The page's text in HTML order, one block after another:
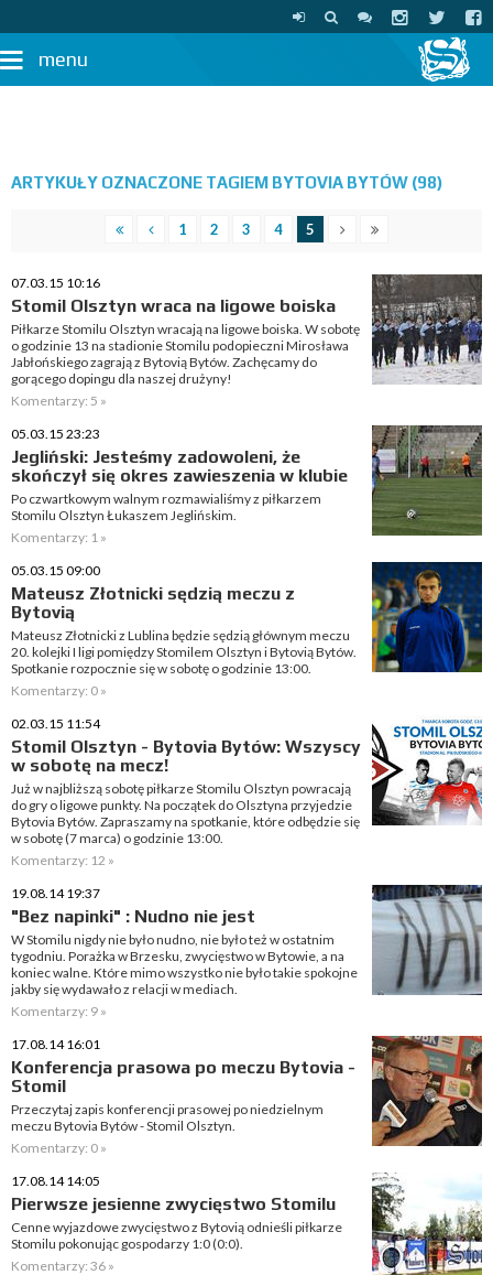
menu
ARTYKUŁY OZNACZONE TAGIEM BYTOVIA BYTÓW (98)
1 2 3 4 5
07.03.15 10:16
Stomil Olsztyn wraca na ligowe boiska
Piłkarze Stomilu Olsztyn wracają na ligowe boiska. W sobotę
o godzinie 13 na stadionie Stomilu podopieczni Mirosława
Jabłońskiego zagrają z Bytovią Bytów. Zachęcamy do
gorącego dopingu dla naszej drużyny!
Komentarzy: 5 »
05.03.15 23:23
Jegliński: Jesteśmy zadowoleni, że
skończył się okres zawieszenia w klubie
Po czwartkowym walnym rozmawialiśmy z piłkarzem
Stomilu Olsztyn Łukaszem Jeglińskim.
Komentarzy: 1 »
05.03.15 09:00
Mateusz Złotnicki sędzią meczu z
Bytovią
Mateusz Złotnicki z Lublina będzie sędzią głównym meczu
20. kolejki I ligi pomiędzy Stomilem Olsztyn i Bytovią Bytów.
Spotkanie rozpocznie się w sobotę o godzinie 13:00.
Komentarzy: 0 »
02.03.15 11:54
Stomil Olsztyn - Bytovia Bytów: Wszyscy
w sobotę na mecz!
Już w najbliższą sobotę piłkarze Stomilu Olsztyn powracają
do gry o ligowe punkty. Na początek do Olsztyna przyjedzie
Bytovia Bytów. Zapraszamy na spotkanie, które odbędzie się
w sobotę (7 marca) o godzinie 13:00.
Komentarzy: 12 »
19.08.14 19:37
"Bez napinki" : Nudno nie jest
W Stomilu nigdy nie było nudno, nie było też w ostatnim
tygodniu. Porażka w Brzesku, zwycięstwo w Bytowie, a na
koniec walne. Które mimo wszystko nie było takie spokojne
jakby się wydawało z relacji w mediach.
Komentarzy: 9 »
17.08.14 16:01
Konferencja prasowa po meczu Bytovia -
Stomil
Przeczytaj zapis konferencji prasowej po niedzielnym
meczu Bytovia Bytów - Stomil Olsztyn.
Komentarzy: 0 »
17.08.14 14:05
Pierwsze jesienne zwycięstwo Stomilu
Cenne wyjazdowe zwycięstwo z Bytovią odnieśli piłkarze
Stomilu pokonując gospodarzy 1:0 (0:0).
Komentarzy: 36 »